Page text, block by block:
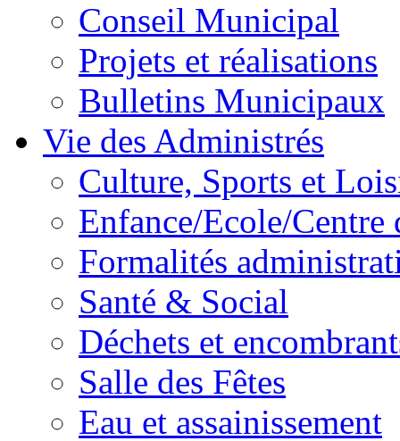
Conseil Municipal
Projets et réalisations
Bulletins Municipaux
Vie des Administrés
Culture, Sports et
Enfance/Ecole/Centre
Formalités
Santé & Social
Déchets et
Salle des Fêtes
Eau et assainissement